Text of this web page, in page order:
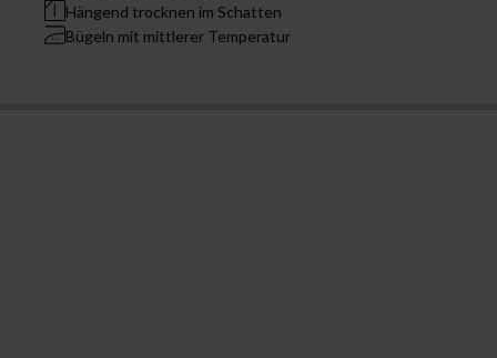
Hängend trocknen im Schatten
Bügeln mit mittlerer Temperatur